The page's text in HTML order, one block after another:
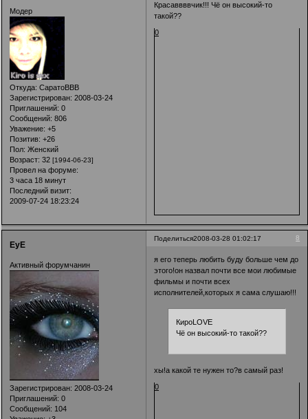
Модер
Откуда: СаратоВВВ
Зарегистрирован: 2008-03-24
Приглашений: 0
Сообщений: 806
Уважение: +5
Позитив: +26
Пол: Женский
Возраст: 32 [1994-06-23]
Провел на форуме:
3 часа 18 минут
Последний визит:
2009-07-24 18:23:24
Красаввввчик!!! Чё он высокий-то
такой??
0
Поделиться 8
2008-03-28 01:02:17
EyE
Активный форумчанин
Зарегистрирован: 2008-03-24
Приглашений: 0
Сообщений: 104
я его теперь любить буду больше чем до
этого!он назвал почти все мои любимые
фильмы и почти всех
исполнителей,которых я сама слушаю!!!
КироLOVE
Чё он высокий-то такой??
хы!а какой те нужен то?в самый раз!
0